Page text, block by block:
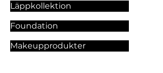
Läppkollektion
Foundation
Makeupprodukter